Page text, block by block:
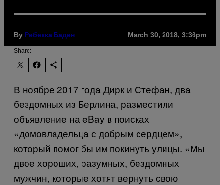
By Ребекка Баден March 30, 2018, 3:36pm
Share:
В ноябре 2017 года Дирк и Стефан, два
бездомных из Берлина, разместили
объявление на eBay в поисках
«домовладельца с добрым сердцем»,
который помог бы им покинуть улицы. «Мы
двое хороших, разумных, бездомных
мужчин, которые хотят вернуть свою